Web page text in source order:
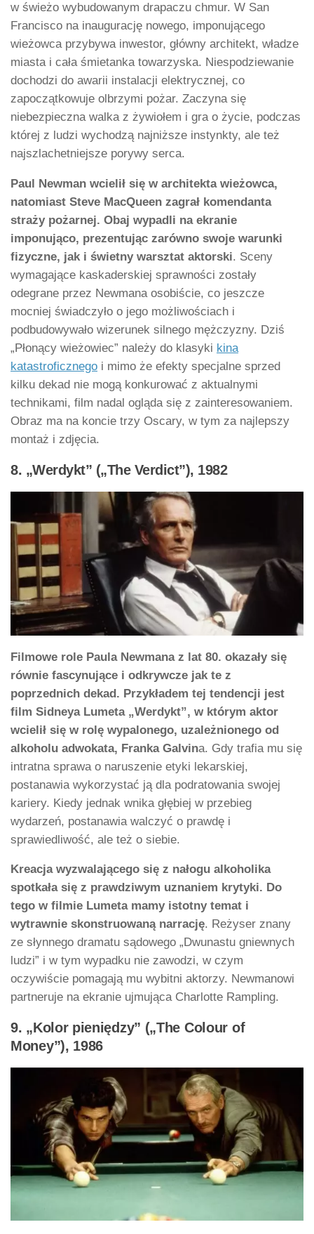
w świeżo wybudowanym drapaczu chmur. W San
Francisco na inaugurację nowego, imponującego
wieżowca przybywa inwestor, główny architekt, władze
miasta i cała śmietanka towarzyska. Niespodziewanie
dochodzi do awarii instalacji elektrycznej, co
zapoczątkowuje olbrzymi pożar. Zaczyna się
niebezpieczna walka z żywiołem i gra o życie, podczas
której z ludzi wychodzą najniższe instynkty, ale też
najszlachetniejsze porywy serca.
Paul Newman wcielił się w architekta wieżowca,
natomiast Steve MacQueen zagrał komendanta
straży pożarnej. Obaj wypadli na ekranie
imponująco, prezentując zarówno swoje warunki
fizyczne, jak i świetny warsztat aktorski. Sceny
wymagające kaskaderskiej sprawności zostały
odegrane przez Newmana osobiście, co jeszcze
mocniej świadczyło o jego możliwościach i
podbudowywało wizerunek silnego mężczyzny. Dziś
„Płonący wieżowiec” należy do klasyki kina
katastroficznego i mimo że efekty specjalne sprzed
kilku dekad nie mogą konkurować z aktualnymi
technikami, film nadal ogląda się z zainteresowaniem.
Obraz ma na koncie trzy Oscary, w tym za najlepszy
montaż i zdjęcia.
8. „Werdykt” („The Verdict”), 1982
Filmowe role Paula Newmana z lat 80. okazały się
równie fascynujące i odkrywcze jak te z
poprzednich dekad. Przykładem tej tendencji jest
film Sidneya Lumeta „Werdykt”, w którym aktor
wcielił się w rolę wypalonego, uzależnionego od
alkoholu adwokata, Franka Galvina. Gdy trafia mu się
intratna sprawa o naruszenie etyki lekarskiej,
postanawia wykorzystać ją dla podratowania swojej
kariery. Kiedy jednak wnika głębiej w przebieg
wydarzeń, postanawia walczyć o prawdę i
sprawiedliwość, ale też o siebie.
Kreacja wyzwalającego się z nałogu alkoholika
spotkała się z prawdziwym uznaniem krytyki. Do
tego w filmie Lumeta mamy istotny temat i
wytrawnie skonstruowaną narrację. Reżyser znany
ze słynnego dramatu sądowego „Dwunastu gniewnych
ludzi” i w tym wypadku nie zawodzi, w czym
oczywiście pomagają mu wybitni aktorzy. Newmanowi
partneruje na ekranie ujmująca Charlotte Rampling.
9. „Kolor pieniędzy” („The Colour of
Money”), 1986